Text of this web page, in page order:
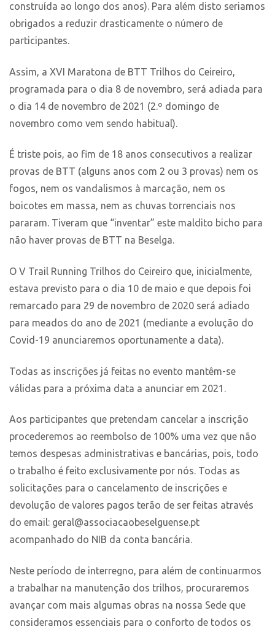
construída ao longo dos anos). Para além disto seriamos
obrigados a reduzir drasticamente o número de
participantes.
Assim, a XVI Maratona de BTT Trilhos do Ceireiro,
programada para o dia 8 de novembro, será adiada para
o dia 14 de novembro de 2021 (2.º domingo de
novembro como vem sendo habitual).
É triste pois, ao fim de 18 anos consecutivos a realizar
provas de BTT (alguns anos com 2 ou 3 provas) nem os
fogos, nem os vandalismos à marcação, nem os
boicotes em massa, nem as chuvas torrenciais nos
pararam. Tiveram que “inventar” este maldito bicho para
não haver provas de BTT na Beselga.
O V Trail Running Trilhos do Ceireiro que, inicialmente,
estava previsto para o dia 10 de maio e que depois foi
remarcado para 29 de novembro de 2020 será adiado
para meados do ano de 2021 (mediante a evolução do
Covid-19 anunciaremos oportunamente a data).
Todas as inscrições já feitas no evento mantêm-se
válidas para a próxima data a anunciar em 2021.
Aos participantes que pretendam cancelar a inscrição
procederemos ao reembolso de 100% uma vez que não
temos despesas administrativas e bancárias, pois, todo
o trabalho é feito exclusivamente por nós. Todas as
solicitações para o cancelamento de inscrições e
devolução de valores pagos terão de ser feitas através
do email: geral@associacaobeselguense.pt
acompanhado do NIB da conta bancária.
Neste período de interregno, para além de continuarmos
a trabalhar na manutenção dos trilhos, procuraremos
avançar com mais algumas obras na nossa Sede que
consideramos essenciais para o conforto de todos os